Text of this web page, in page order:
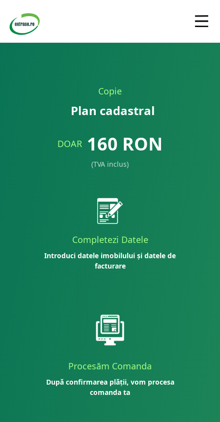
Copie
Plan cadastral
DOAR 160 RON
(TVA inclus)
Completezi Datele
Introduci datele imobilului și datele de
facturare
Procesăm Comanda
După confirmarea plății, vom procesa
comanda ta